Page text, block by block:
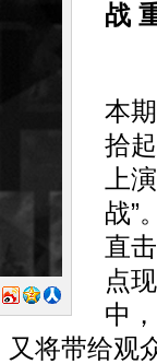
战
本
拾
上
战”
直
点
中
将带给观